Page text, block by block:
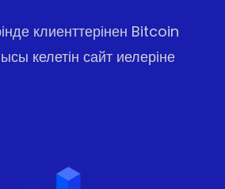
клиенттерінен Bitcoin
келетін сайт иелеріне